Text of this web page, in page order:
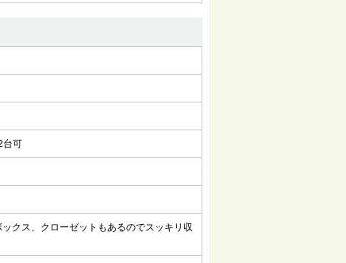
台可
クス、クローゼットもあるのでスッキリ収